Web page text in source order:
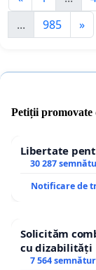
...
985 »
Petiții
Libertate
30 287
Notificare de
Solicităm
cu dizabilități
7 564